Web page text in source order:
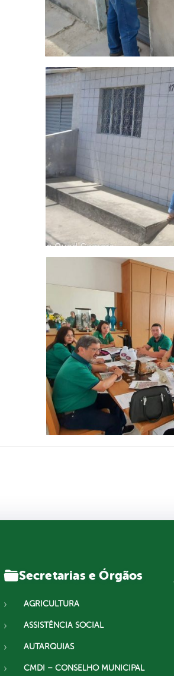
Secretarias e Órgãos
AGRICULTURA
ASSISTÊNCIA SOCIAL
AUTARQUIAS
CMDI – CONSELHO MUNICIPAL